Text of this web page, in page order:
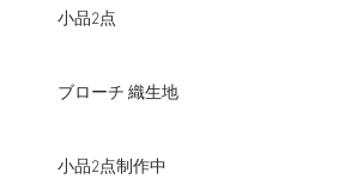
小品2点
ブローチ 織生地
小品2点制作中